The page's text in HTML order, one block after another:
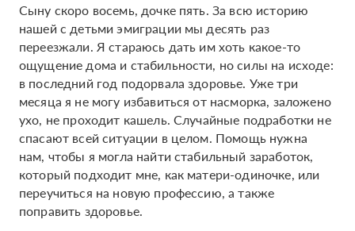
Сыну скоро восемь, дочке пять. За всю историю
нашей с детьми эмиграции мы десять раз
переезжали. Я стараюсь дать им хоть какое-то
ощущение дома и стабильности, но силы на исходе:
в последний год подорвала здоровье. Уже три
месяца я не могу избавиться от насморка, заложено
ухо, не проходит кашель. Случайные подработки не
спасают всей ситуации в целом. Помощь нужна
нам, чтобы я могла найти стабильный заработок,
который подходит мне, как матери-одиночке, или
переучиться на новую профессию, а также
поправить здоровье.